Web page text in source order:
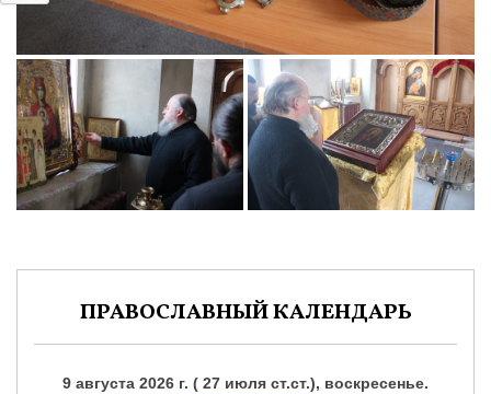
ПРАВОСЛАВНЫЙ КАЛЕНДАРЬ
9 августа 2026 г. ( 27 июля ст.ст.), воскресенье.